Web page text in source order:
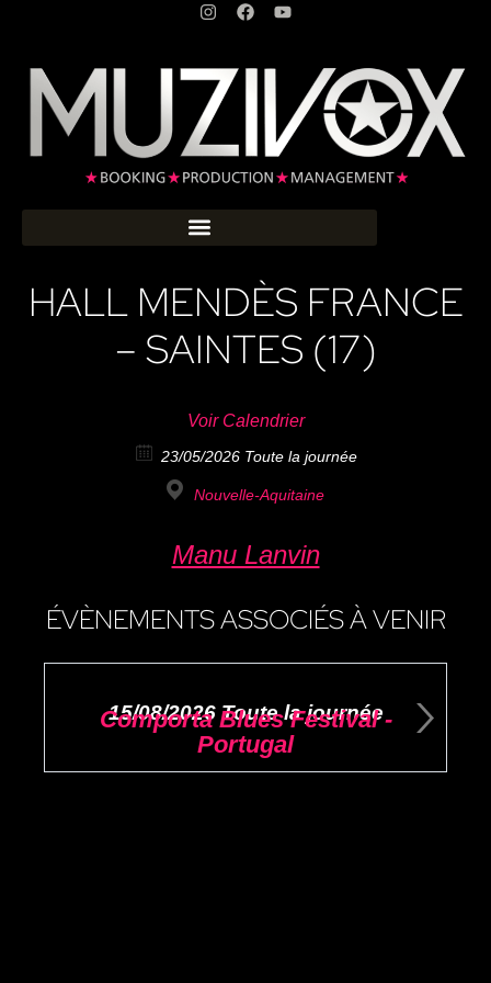
HALL MENDÈS FRANCE
– SAINTES (17)
Voir Calendrier
23/05/2026 Toute la journée
Nouvelle-Aquitaine
Manu Lanvin
ÉVÈNEMENTS ASSOCIÉS À VENIR
Comporta Blues Festival -
Portugal
15/08/2026 Toute la journée